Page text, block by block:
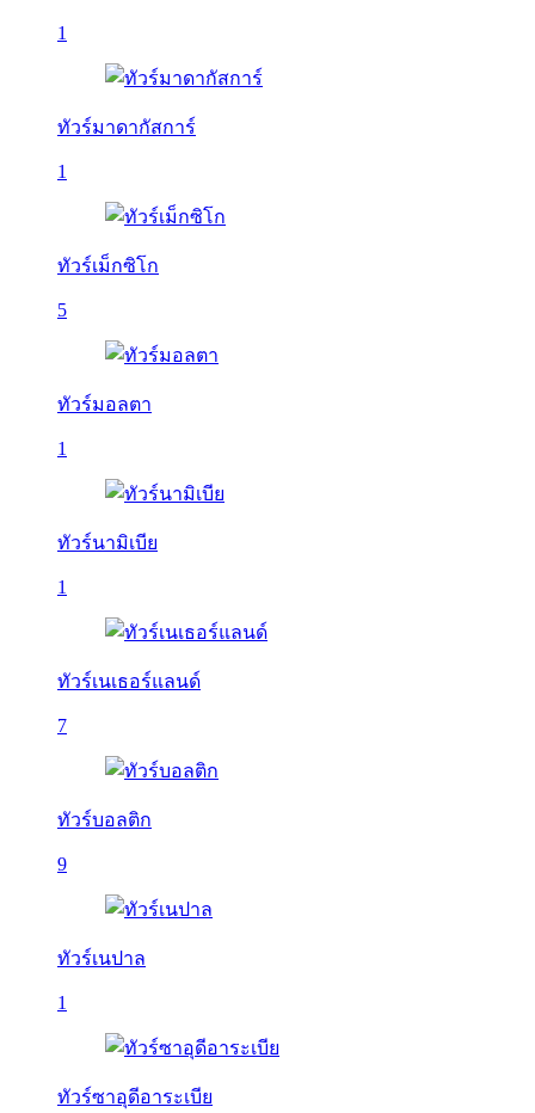
1
ทัวร์มาดากัสการ์
1
ทัวร์เม็กซิโก
5
ทัวร์มอลตา
1
ทัวร์นามิเบีย
1
ทัวร์เนเธอร์แลนด์
7
ทัวร์บอลติก
9
ทัวร์เนปาล
1
ทัวร์ซาอุดีอาระเบีย